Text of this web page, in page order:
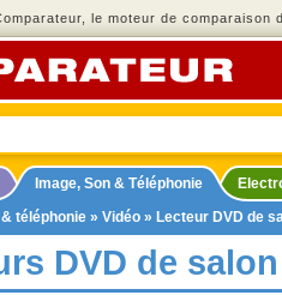
le moteur de comparaison
Image, Son & Téléphonie
& téléphonie » Vidéo » Lecteur DVD de
DVD de